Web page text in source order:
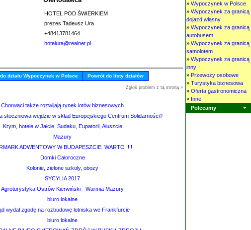
HOTEL POD ŚWIERKIEM
prezes Tadeusz Ura
+48413781464
hotelura@realnet.pl
działu Wypoczynek w Polsce Powrót do listy działów
Zgłoś problem z tą stroną »
Chorwaci także rozwijają rynek lotów biznesowych
stoczniowa wejdzie w skład Europejskiego Centrum Solidarności?
Krym, hotele w Jałcie, Sudaku, Eupatorii, Ałuszcie
Mazury
ADWENTOWY W BUDAPESZCIE. WARTO !!!!
Domki Całoroczne
Kolonie, zielone szkoły, obozy
SYCYLIA 2017
Agroturystyka Ostrów Kierwiński - Warmia Mazury
biuro lokalne
wydał zgodę na rozbudowę lotniska we Frankfurcie
biuro lokalne
» Wypoczynek w Polsce
» Wypoczynek za granicą
dojazd własny
» Wypoczynek za granicą
autobusem
» Wypoczynek za granicą
samolotem
» Wypoczynek za granicą
inny
» Przewozy osobowe
» Turystyka biznesowa
» Oferta gastronomiczna
» Inne
Polecamy